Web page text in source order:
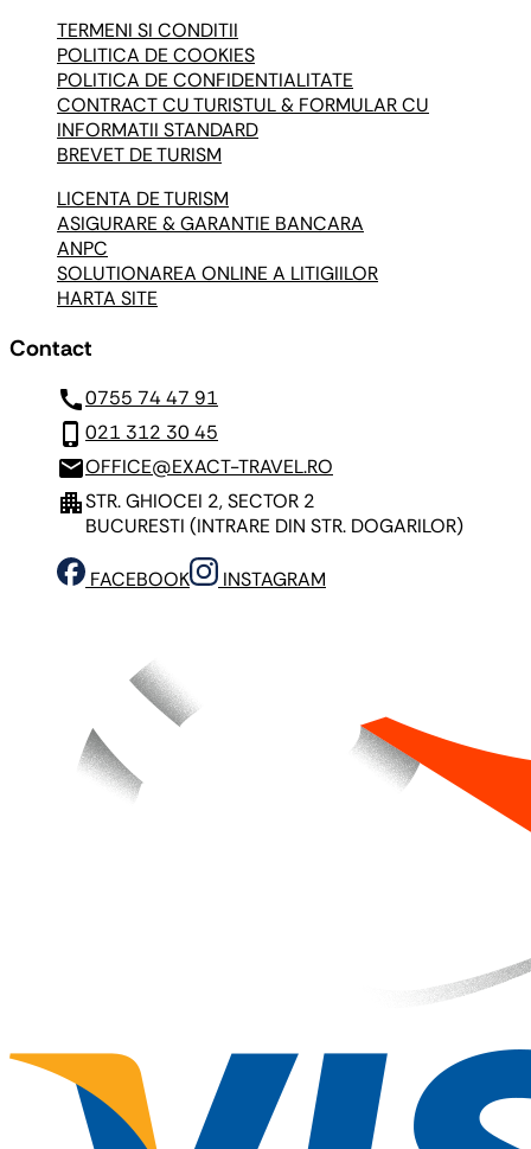
TERMENI SI CONDITII
POLITICA DE COOKIES
POLITICA DE CONFIDENTIALITATE
CONTRACT CU TURISTUL & FORMULAR CU
INFORMATII STANDARD
BREVET DE TURISM
LICENTA DE TURISM
ASIGURARE & GARANTIE BANCARA
ANPC
SOLUTIONAREA ONLINE A LITIGIILOR
HARTA SITE
Contact
call0755 74 47 91
phone_iphone 021 312 30 45
mailOFFICE@EXACT-TRAVEL.RO
apartmentSTR. GHIOCEI 2, SECTOR 2
BUCURESTI (INTRARE DIN STR. DOGARILOR)
FACEBOOK INSTAGRAM